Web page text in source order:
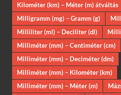
Kilométer (km) – Méter (m) átváltás
Milligramm (mg) – Gramm (g)
Milliliter (ml) – Deciliter (dl)
Milliméter (mm) – Centiméter (cm)
Milliméter (mm) – Deciméter (dm)
Milliméter (mm) – Kilométer (km)
Milliméter (mm) – Méter (m)